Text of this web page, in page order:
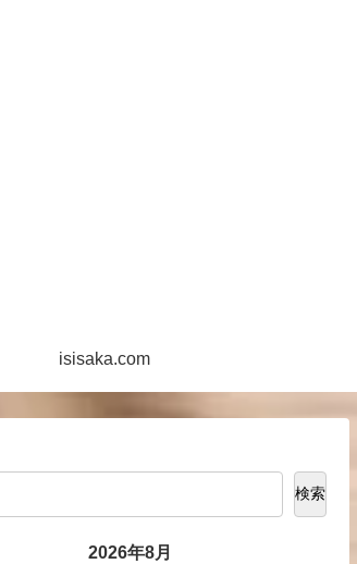
isisaka.com
検索
2026年8月